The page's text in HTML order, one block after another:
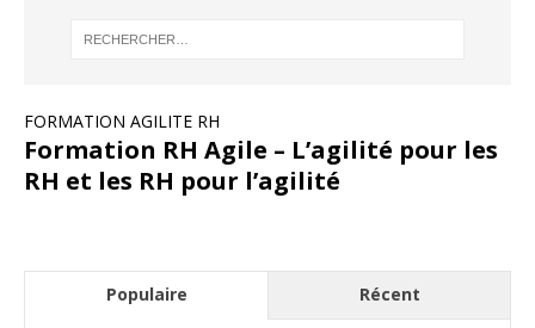
FORMATION AGILITE RH
Formation RH Agile – L’agilité pour les
RH et les RH pour l’agilité
Populaire Récent